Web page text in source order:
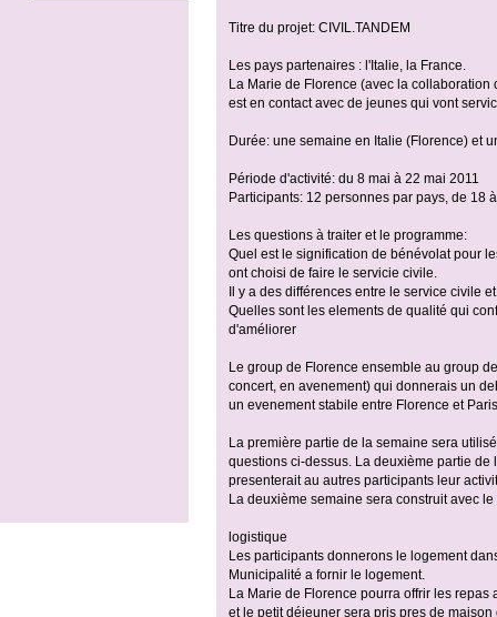
Titre du projet: CIVIL.TANDEM
Les pays partenaires : l'Italie, la France.
La Marie de Florence (avec la
est en contact avec de jeunes qui vont
Durée: une semaine en Italie (Florence) et
Période d'activité: du 8 mai à 22 mai 2011
Participants: 12 personnes par pays, de 18
Les questions à traiter et le programme:
Quel est le signification de bénévolat pour
ont choisi de faire le servicie civile.
Il y a des différences entre le service civile
Quelles sont les elements de qualité qui
d'améliorer
Le group de Florence ensemble au group
concert, en avenement) qui donnerais un
un evenement stabile entre Florence et
La première partie de la semaine sera
questions ci-dessus. La deuxième partie
presenterait au autres participants leur
La deuxième semaine sera construit avec
logistique
Les participants donnerons le logement
Municipalité a fornir le logement.
La Marie de Florence pourra offrir les
et le petit déjeuner sera pris pres de